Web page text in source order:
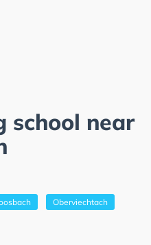
school near
Oberviechtach